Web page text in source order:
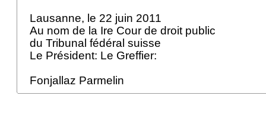
Lausanne, le 22 juin 2011
Au nom de la Ire Cour de droit public
du Tribunal fédéral suisse
Le Président: Le Greffier:
Fonjallaz Parmelin